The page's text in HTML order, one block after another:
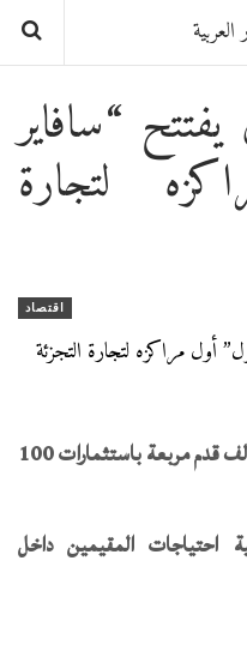
“سافاير
لتجارة
اقتصاد
باستثمارات100
المقيمين داخل